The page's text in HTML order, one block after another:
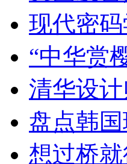
现代密
“中华赏
清华设
盘点韩
想过桥